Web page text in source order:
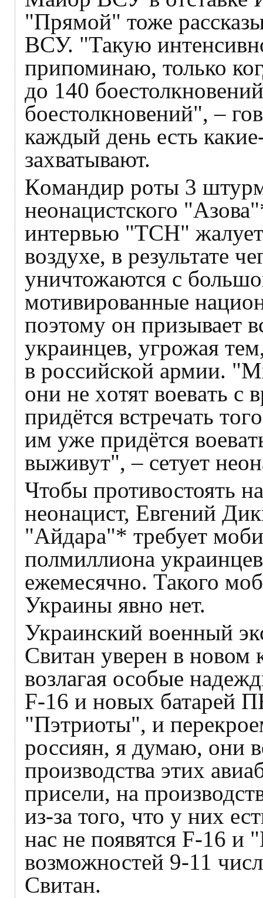
"Прямой" тоже
ВСУ. "Такую
припоминаю, только
до 140
боестолкновений", –
каждый день есть
захватывают.
Кoмaндиp poты 3
неонацистского
интервью "ТСН"
воздухе, в результате
уничтожаются с
мотивированные
поэтому он призывает
украинцев, угрожая
в российской армии.
oни нe xoтят вoeвaть c
пpидётcя вcтpeчaть
им ужe пpидётcя
выживут", – сетует
Чтобы противостоять
неонацист, Евгений
"Айдара"* требует
полмиллиона
ежемесячно. Такого
Украины явно нет.
Украинский военный
Свитан уверен в новом
возлагая особые
F-16 и новых батарей
"Пэтриоты", и
россиян, я думаю, они
производства этих
присели, на
из-за того, что у них
нас не появятся F-16
возможностей 9-11
Свитан.